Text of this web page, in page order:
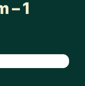
– 1